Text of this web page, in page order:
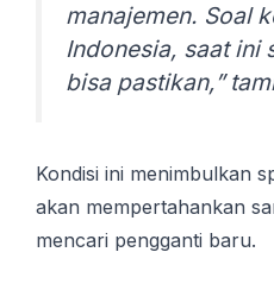
manajemen. Soal
Indonesia, saat ini
bisa pastikan,”
Kondisi ini menimbulkan
akan mempertahankan
mencari pengganti baru.